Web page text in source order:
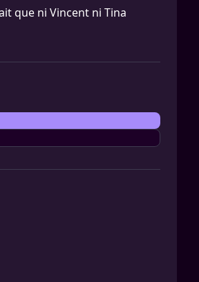
que ni Vincent ni Tina